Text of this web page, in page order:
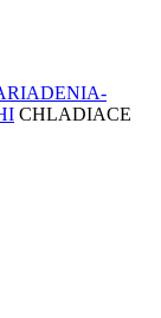
CHLADIACE